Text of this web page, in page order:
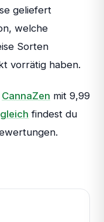
geliefert
welche
Sorten
vorrätig haben.
CannaZen mit 9,99
findest du